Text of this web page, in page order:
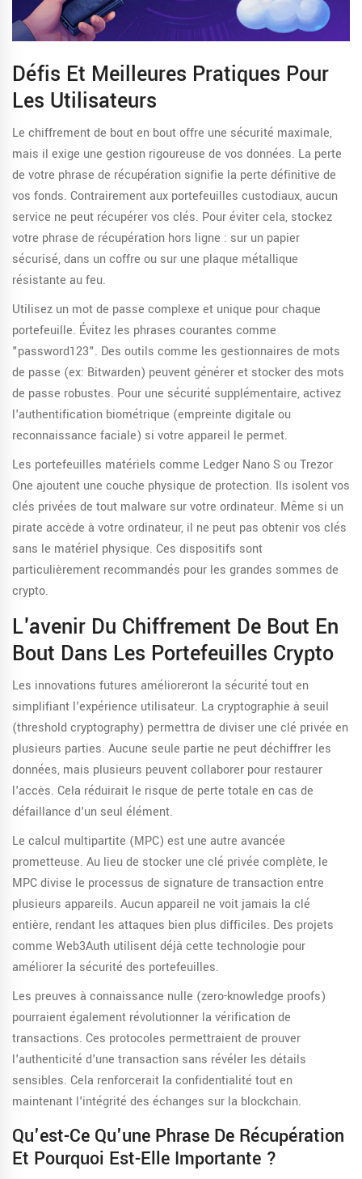
Défis Et Meilleures Pratiques Pour
Les Utilisateurs
Le chiffrement de bout en bout offre une sécurité maximale,
mais il exige une gestion rigoureuse de vos données. La perte
de votre phrase de récupération signifie la perte définitive de
vos fonds. Contrairement aux portefeuilles custodiaux, aucun
service ne peut récupérer vos clés. Pour éviter cela, stockez
votre phrase de récupération hors ligne : sur un papier
sécurisé, dans un coffre ou sur une plaque métallique
résistante au feu.
Utilisez un mot de passe complexe et unique pour chaque
portefeuille. Évitez les phrases courantes comme
"password123". Des outils comme les gestionnaires de mots
de passe (ex: Bitwarden) peuvent générer et stocker des mots
de passe robustes. Pour une sécurité supplémentaire, activez
l'authentification biométrique (empreinte digitale ou
reconnaissance faciale) si votre appareil le permet.
Les portefeuilles matériels comme Ledger Nano S ou Trezor
One ajoutent une couche physique de protection. Ils isolent vos
clés privées de tout malware sur votre ordinateur. Même si un
pirate accède à votre ordinateur, il ne peut pas obtenir vos clés
sans le matériel physique. Ces dispositifs sont
particulièrement recommandés pour les grandes sommes de
crypto.
L'avenir Du Chiffrement De Bout En
Bout Dans Les Portefeuilles Crypto
Les innovations futures amélioreront la sécurité tout en
simplifiant l'expérience utilisateur. La cryptographie à seuil
(threshold cryptography) permettra de diviser une clé privée en
plusieurs parties. Aucune seule partie ne peut déchiffrer les
données, mais plusieurs peuvent collaborer pour restaurer
l'accès. Cela réduirait le risque de perte totale en cas de
défaillance d'un seul élément.
Le calcul multipartite (MPC) est une autre avancée
prometteuse. Au lieu de stocker une clé privée complète, le
MPC divise le processus de signature de transaction entre
plusieurs appareils. Aucun appareil ne voit jamais la clé
entière, rendant les attaques bien plus difficiles. Des projets
comme Web3Auth utilisent déjà cette technologie pour
améliorer la sécurité des portefeuilles.
Les preuves à connaissance nulle (zero-knowledge proofs)
pourraient également révolutionner la vérification de
transactions. Ces protocoles permettraient de prouver
l'authenticité d'une transaction sans révéler les détails
sensibles. Cela renforcerait la confidentialité tout en
maintenant l'intégrité des échanges sur la blockchain.
Qu'est-Ce Qu'une Phrase De Récupération
Et Pourquoi Est-Elle Importante ?